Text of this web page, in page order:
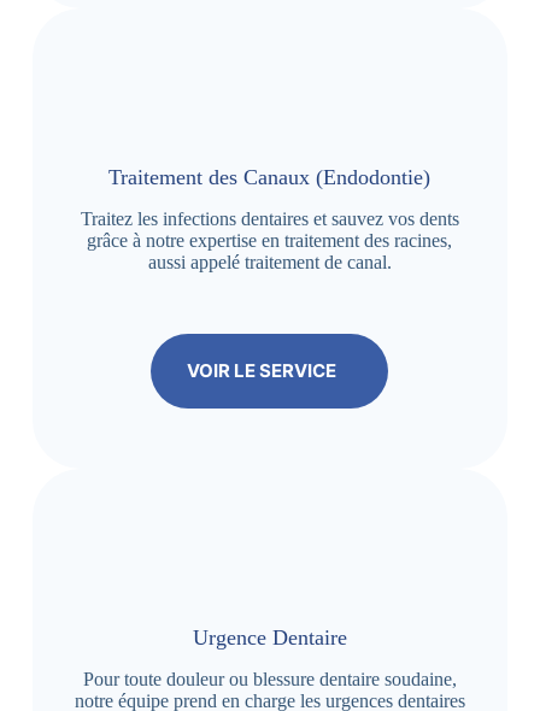
Traitement des Canaux (Endodontie)
Traitez les infections dentaires et sauvez vos dents
grâce à notre expertise en traitement des racines,
aussi appelé traitement de canal.
VOIR LE SERVICE
Urgence Dentaire
Pour toute douleur ou blessure dentaire soudaine,
notre équipe prend en charge les urgences dentaires